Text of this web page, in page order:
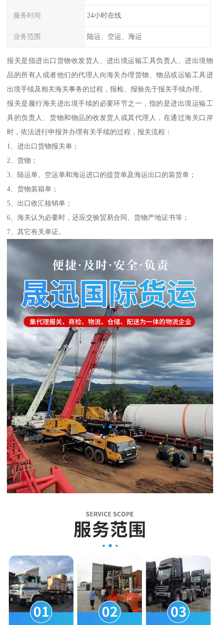
服务时间 24小时在线
业务范围 陆运、空运、海运
报关是指进出口货物收发货人、进出境运输工具负责人、进出境物
品的所有人或者他们的代理人向海关办理货物、物品或运输工具进
出境手续及相关海关事务的过程，报检、报验先于报关手续办理。
报关是履行海关进出境手续的必要环节之一，指的是进出境运输工
具的负责人、货物和物品的收发货人或其代理人，在通过海关口岸
时，依法进行申报并办理有关手续的过程，报关流程：
1、进出口货物报关单；
2、货物；
3、陆运单、空运单和海运进口的提货单及海运出口的装货单；
4、货物装箱单；
5、出口收汇核销单；
6、海关认为必要时，还应交验贸易合同、货物产地证书等；
7、其它有关单证。